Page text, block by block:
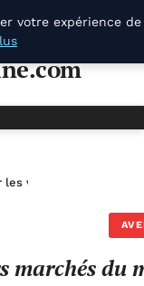
voyageurs
marchés du
votre expérience